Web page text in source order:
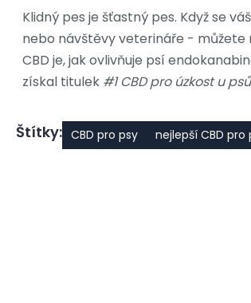
Klidný pes je šťastný pes. Když se
nebo návštěvy veterináře -
CBD je, jak ovlivňuje psí
získal titulek #1 CBD pro úzkost u psů
Štítky: CBD pro psy nejlepší CBD pro